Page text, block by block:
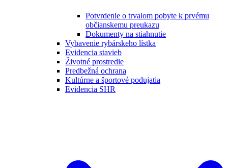
Potvrdenie o trvalom pobyte k prvému
občianskemu preukazu
Dokumenty na stiahnutie
Vybavenie rybárskeho lístka
Evidencia stavieb
Životné prostredie
Predbežná ochrana
Kultúrne a športové podujatia
Evidencia SHR